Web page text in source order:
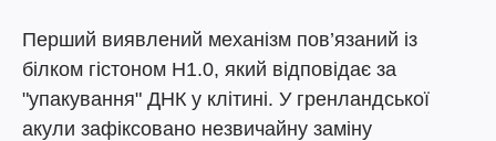
Перший виявлений механізм пов’язаний із
білком гістоном H1.0, який відповідає за
"упакування" ДНК у клітині. У гренландської
акули зафіксовано незвичайну заміну